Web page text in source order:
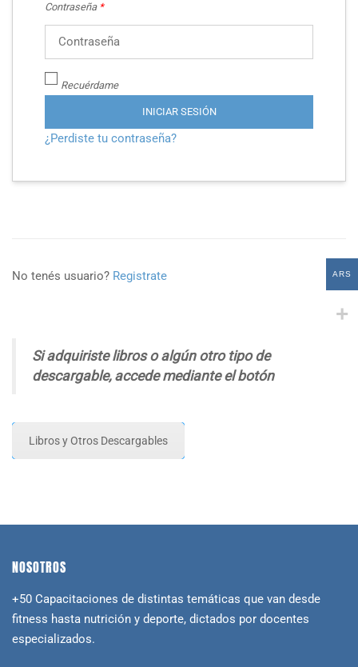
Contraseña *
Recuérdame
INICIAR SESIÓN
¿Perdiste tu contraseña?
No tenés usuario? Registrate
Si adquiriste libros o algún otro tipo de
descargable, accede mediante el botón
Libros y Otros Descargables
NOSOTROS
+50 Capacitaciones de distintas temáticas que van desde
fitness hasta nutrición y deporte, dictados por docentes
especializados.
ARS